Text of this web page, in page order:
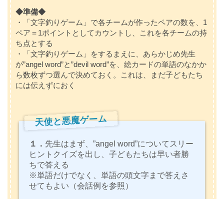
◆準備◆
・「文字釣りゲーム」で各チームが作ったペアの数を、1
ペア＝1ポイントとしてカウントし、これを各チームの持
ち点とする
・「文字釣りゲーム」をするまえに、あらかじめ先生
が”angel word”と”devil word”を、絵カードの単語のなかか
ら数枚ずつ選んで決めておく。これは、まだ子どもたち
には伝えずにおく
天使と悪魔ゲーム
１． 先生はまず、”angel word”についてスリー
ヒントクイズを出し、子どもたちは早い者勝
ちで答える
※単語だけでなく、単語の頭文字まで答えさ
せてもよい（会話例を参照）